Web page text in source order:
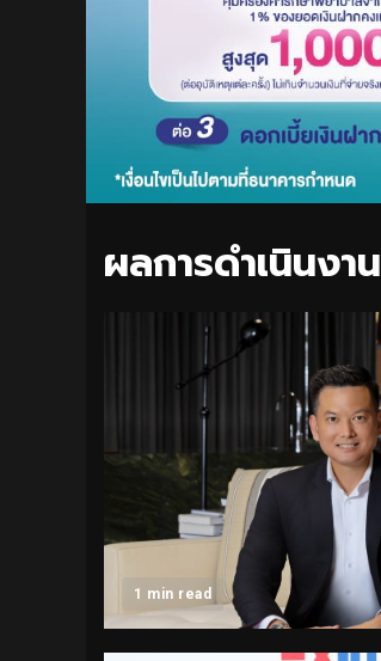
ผลการดำเนินงาน
1 min read